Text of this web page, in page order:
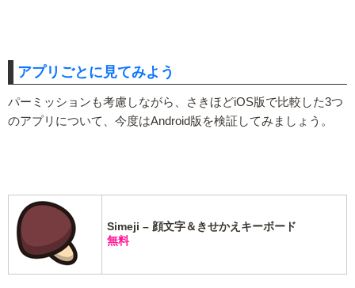
アプリごとに見てみよう
パーミッションも考慮しながら、さきほどiOS版で比較した3つ
のアプリについて、今度はAndroid版を検証してみましょう。
Simeji – 顔文字＆きせかえキーボード
無料